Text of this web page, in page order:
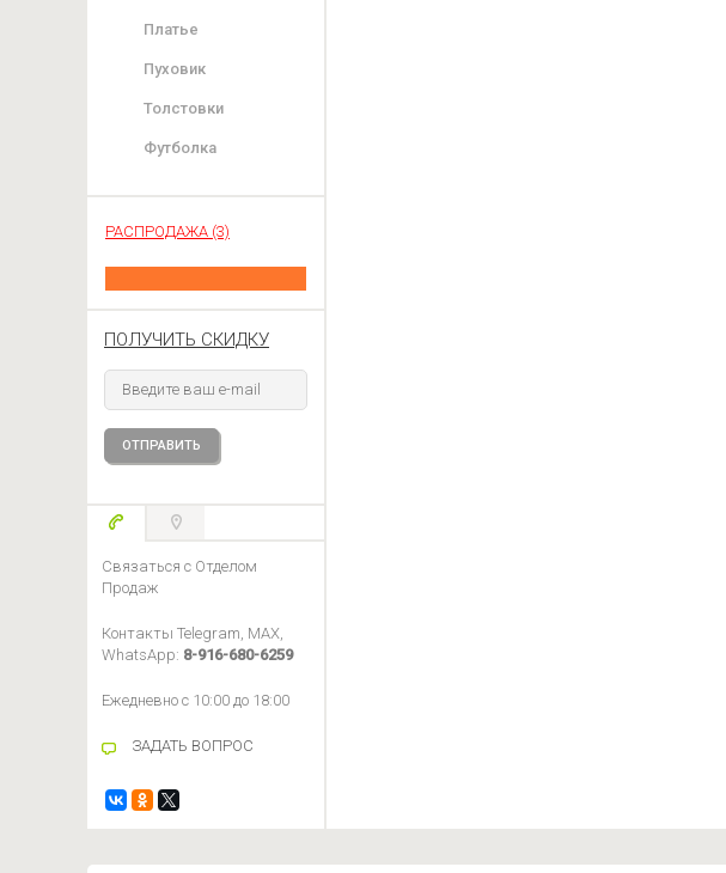
Платье
Пуховик
Толстовки
Футболка
РАСПРОДАЖА (3)
ПОЛУЧИТЬ СКИДКУ
Связаться с Отделом
Продаж
Контакты Telegram, MAX,
WhatsApp: 8-916-680-6259
Ежедневно с 10:00 до 18:00
ЗАДАТЬ ВОПРОС